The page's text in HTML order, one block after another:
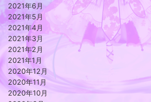
2021年6月
2021年5月
2021年4月
2021年3月
2021年2月
2021年1月
2020年12月
2020年11月
2020年10月